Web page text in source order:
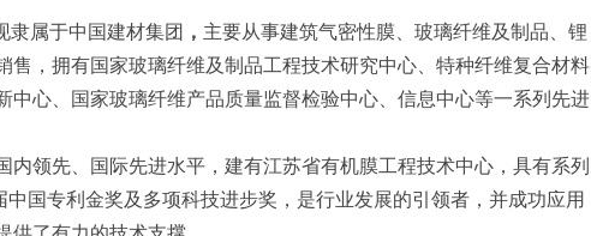
隶属于中国建材集团 ， 主要从事建筑气密性膜、玻璃纤维及制品、锂
，拥有国家玻璃纤维及制品工程技术研究中心、特种纤维复合材料
心、国家玻璃纤维产品质量监督检验中心、信息中心等一系列先进
领先、国际先进水平，建有江苏省有机膜工程技术中心，具有系列
国专利金奖及多项科技进步奖，是行业发展的引领者，并成功应用